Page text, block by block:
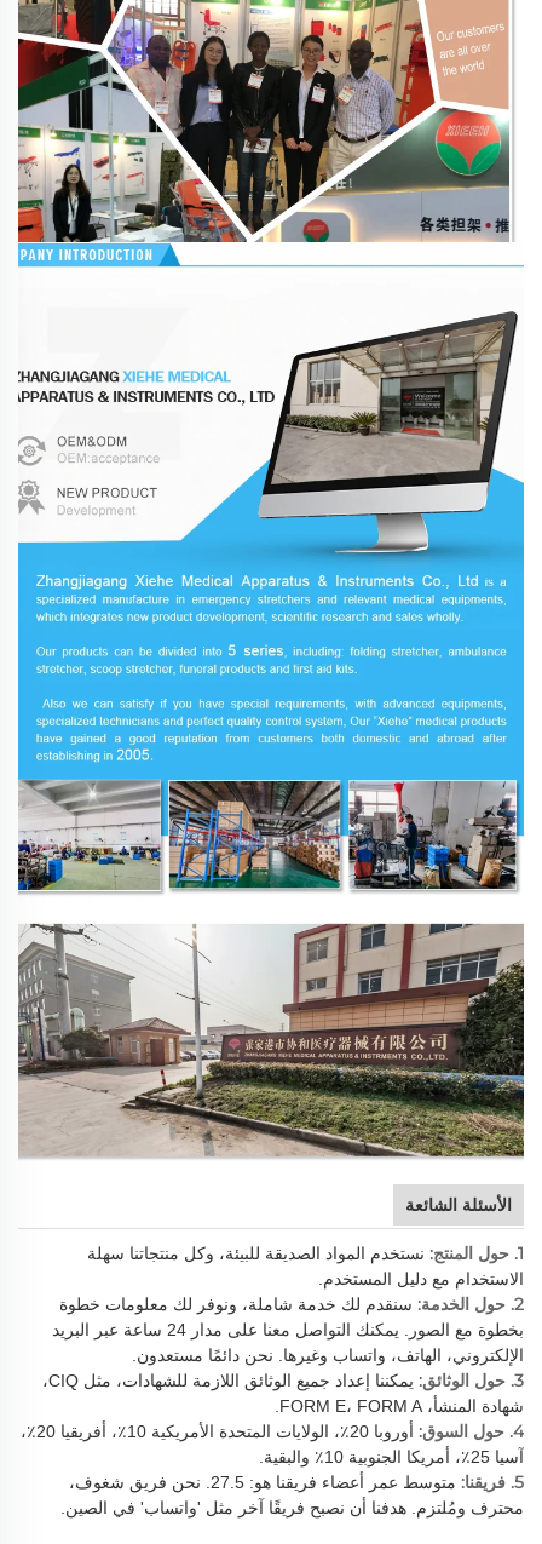
الأسئلة الشائعة
1. حول المنتج:
نستخدم المواد الصديقة للبيئة، وكل منتجاتنا سهلة
الاستخدام مع دليل المستخدم.
2. حول الخدمة:
سنقدم لك خدمة شاملة، ونوفر لك معلومات خطوة
بخطوة مع الصور. يمكنك التواصل معنا على مدار 24 ساعة عبر البريد
الإلكتروني، الهاتف، واتساب وغيرها. نحن دائمًا مستعدون.
3. حول الوثائق:
يمكننا إعداد جميع الوثائق اللازمة للشهادات، مثل CIQ،
شهادة المنشأ، FORM E، FORM A.
4. حول السوق:
أوروبا 20٪، الولايات المتحدة الأمريكية 10٪، أفريقيا 20٪،
آسيا 25٪، أمريكا الجنوبية 10٪ والبقية.
5. فريقنا:
متوسط عمر أعضاء فريقنا هو: 27.5. نحن فريق شغوف،
محترف ومُلتزم. هدفنا أن نصبح فريقًا آخر مثل 'واتساب' في الصين.